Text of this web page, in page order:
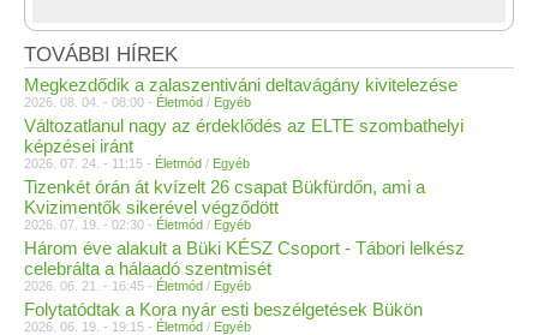
TOVÁBBI HÍREK
Megkezdődik a zalaszentiváni deltavágány kivitelezése
2026. 08. 04. - 08:00 - Életmód / Egyéb
Változatlanul nagy az érdeklődés az ELTE szombathelyi
képzései iránt
2026. 07. 24. - 11:15 - Életmód / Egyéb
Tizenkét órán át kvízelt 26 csapat Bükfürdőn, ami a
Kvizimentők sikerével végződött
2026. 07. 19. - 02:30 - Életmód / Egyéb
Három éve alakult a Büki KÉSZ Csoport - Tábori lelkész
celebrálta a hálaadó szentmisét
2026. 06. 21. - 16:45 - Életmód / Egyéb
Folytatódtak a Kora nyár esti beszélgetések Bükön
2026. 06. 19. - 19:15 - Életmód / Egyéb